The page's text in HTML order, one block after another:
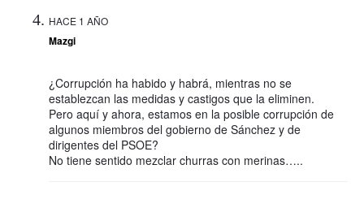
HACE 1 AÑO
Mazgi
¿Corrupción ha habido y habrá, mientras no se
establezcan las medidas y castigos que la eliminen.
Pero aquí y ahora, estamos en la posible corrupción de
algunos miembros del gobierno de Sánchez y de
dirigentes del PSOE?
No tiene sentido mezclar churras con merinas…..